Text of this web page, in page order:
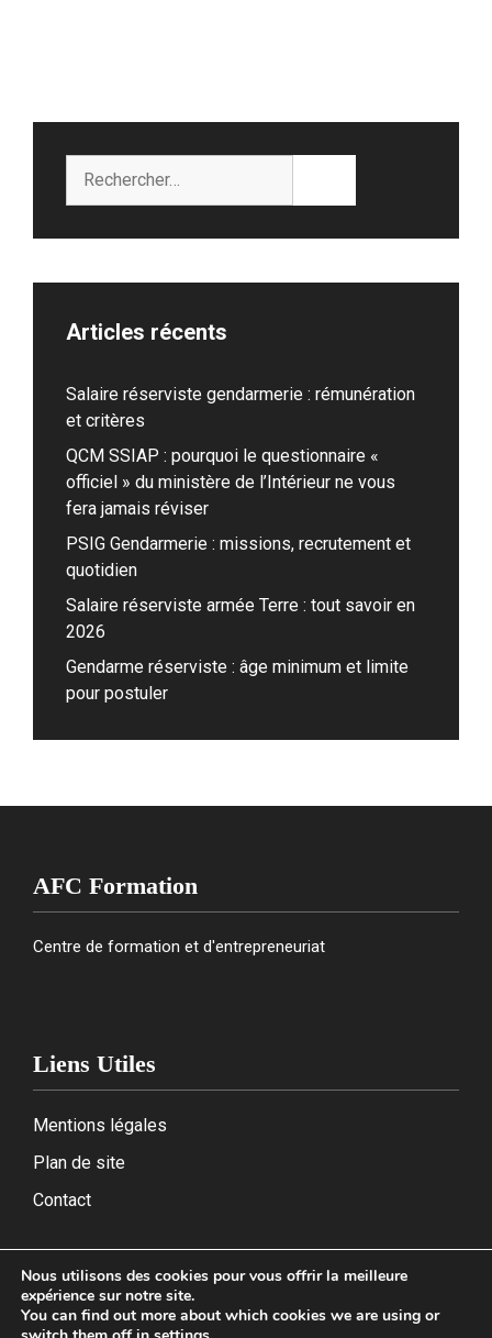
Articles récents
Salaire réserviste gendarmerie : rémunération
et critères
QCM SSIAP : pourquoi le questionnaire «
officiel » du ministère de l’Intérieur ne vous
fera jamais réviser
PSIG Gendarmerie : missions, recrutement et
quotidien
Salaire réserviste armée Terre : tout savoir en
2026
Gendarme réserviste : âge minimum et limite
pour postuler
AFC Formation
Centre de formation et d'entrepreneuriat
Liens Utiles
Mentions légales
Plan de site
Contact
2026
Nous utilisons des cookies pour vous offrir la meilleure
expérience sur notre site.
You can find out more about which cookies we are using or